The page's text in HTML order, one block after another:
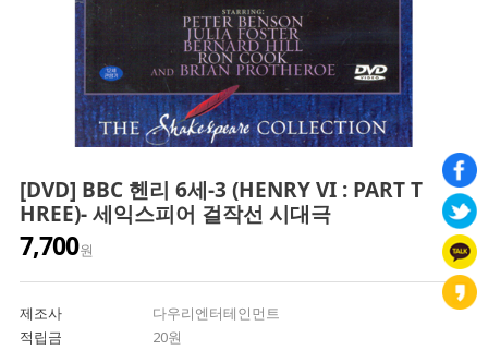
[DVD] BBC 헨리 6세-3 (HENRY VI : PART T
HREE)- 세익스피어 걸작선 시대극
7,700원
제조사
다우리엔터테인먼트
적립금
20원